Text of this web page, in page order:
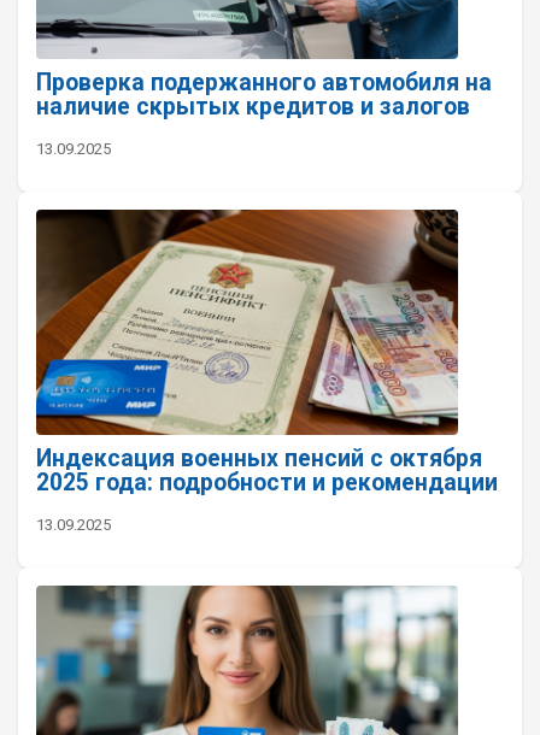
Проверка подержанного автомобиля на
наличие скрытых кредитов и залогов
13.09.2025
Индексация военных пенсий с октября
2025 года: подробности и рекомендации
13.09.2025